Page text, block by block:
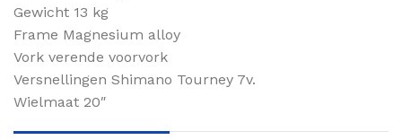
Gewicht 13 kg
Frame Magnesium alloy
Vork verende voorvork
Versnellingen Shimano Tourney 7v.
Wielmaat 20″